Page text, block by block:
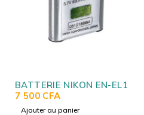
BATTERIE NIKON EN-EL11
7 500 CFA
Ajouter au panier